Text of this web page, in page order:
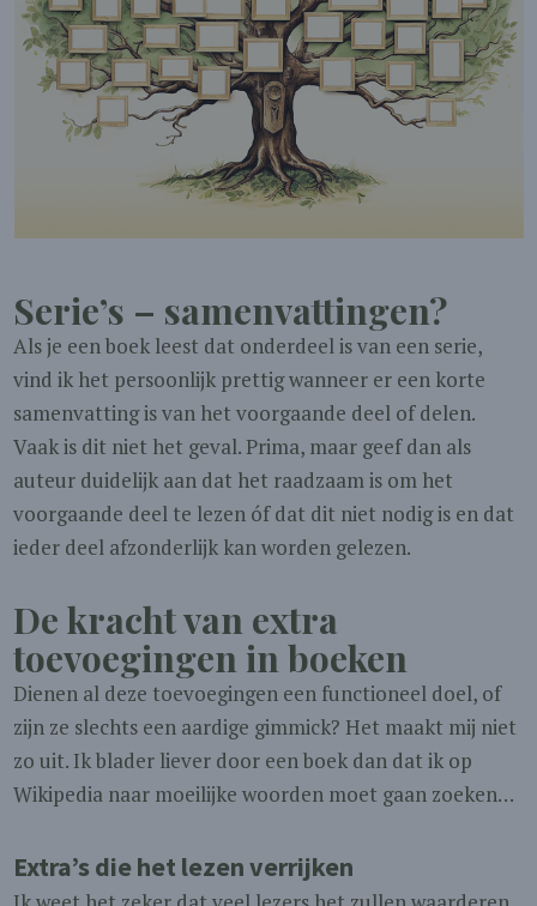
Serie’s – samenvattingen?
Als je een boek leest dat onderdeel is van een serie,
vind ik het persoonlijk prettig wanneer er een korte
samenvatting is van het voorgaande deel of delen.
Vaak is dit niet het geval. Prima, maar geef dan als
auteur duidelijk aan dat het raadzaam is om het
voorgaande deel te lezen óf dat dit niet nodig is en dat
ieder deel afzonderlijk kan worden gelezen.
De kracht van extra
toevoegingen in boeken
Dienen al deze toevoegingen een functioneel doel, of
zijn ze slechts een aardige gimmick? Het maakt mij niet
zo uit. Ik blader liever door een boek dan dat ik op
Wikipedia naar moeilijke woorden moet gaan zoeken…
Extra’s die het lezen verrijken